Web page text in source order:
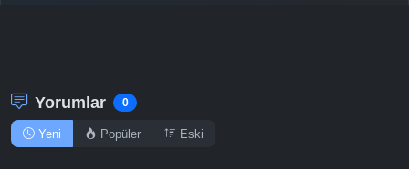
Yorumlar 0
Yeni Popüler Eski